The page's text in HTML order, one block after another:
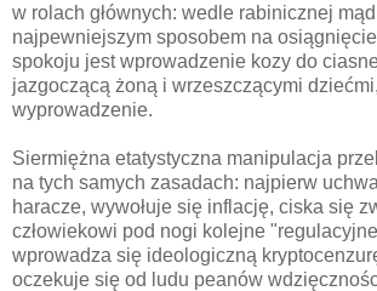
w rolach głównych: wedle rabinicznej
najpewniejszym sposobem na
spokoju jest wprowadzenie kozy do
jazgoczącą żoną i wrzeszczącymi
wyprowadzenie.
Siermiężna etatystyczna manipulacja
na tych samych zasadach: najpierw
haracze, wywołuje się inflację, ciska się
człowiekowi pod nogi kolejne
wprowadza się ideologiczną
oczekuje się od ludu peanów